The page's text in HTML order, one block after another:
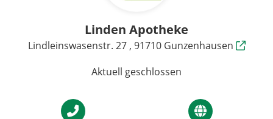
Linden Apotheke
Lindleinswasenstr. 27 , 91710 Gunzenhausen
Aktuell geschlossen